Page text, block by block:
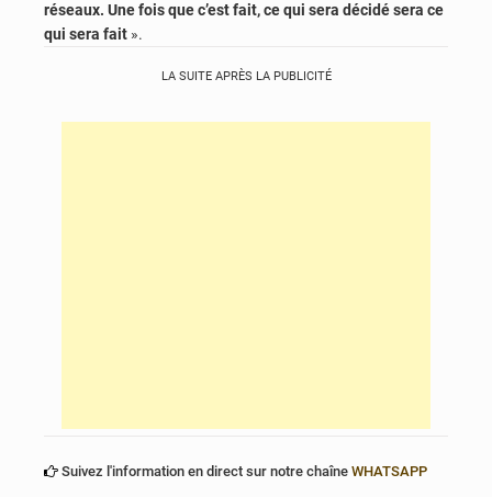
réseaux. Une fois que c’est fait, ce qui sera décidé sera ce
qui sera fait ».
LA SUITE APRÈS LA PUBLICITÉ
Suivez l'information en direct sur notre chaîne WHATSAPP